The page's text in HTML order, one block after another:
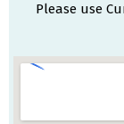
Please use